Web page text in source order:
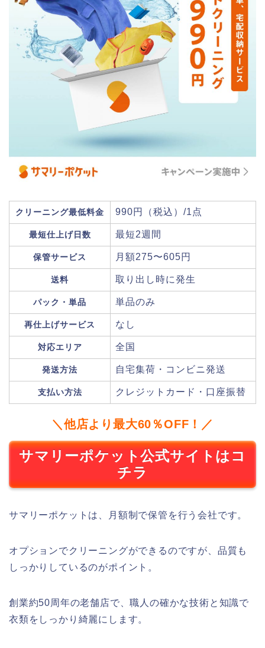
クリーニング最低料金 990円（税込）/1点
最短仕上げ日数 最短2週間
保管サービス 月額275〜605円
送料 取り出し時に発生
パック・単品 単品のみ
再仕上げサービス なし
対応エリア 全国
発送方法 自宅集荷・コンビニ発送
支払い方法 クレジットカード・口座振替
＼他店より最大60％OFF！／
サマリーポケット公式サイトはコ
チラ
サマリーポケットは、月額制で保管を行う会社です。
オプションでクリーニングができるのですが、品質も
しっかりしているのがポイント。
創業約50周年の老舗店で、職人の確かな技術と知識で
衣類をしっかり綺麗にします。